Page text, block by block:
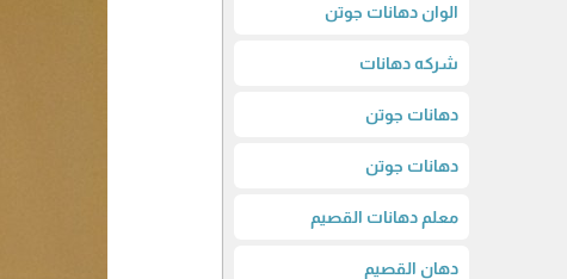
الوان دهانات جوتن
شركه دهانات
دهانات جوتن
دهانات جوتن
معلم دهانات القصيم
دهان القصيم